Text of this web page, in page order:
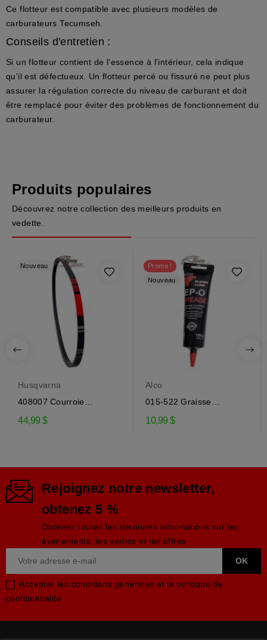
Ce flotteur est compatible avec plusieurs modèles de
carburateurs Tecumseh.
Conseils d'entretien :
Si un flotteur contient de l'essence à l'intérieur, cela indique
qu'il est défectueux. Un flotteur percé ou fissuré ne peut plus
assurer la régulation correcte du niveau de carburant et doit
être remplacé pour éviter des problèmes de fonctionnement du
carburateur.
Produits populaires
Découvrez notre collection des meilleurs produits en
vedette.
Nouveau
Husqvarna
408007 Courroie
d'entraînement de la...
44,99 $
Promo !
Nouveau
Alco
015-522 Graisse
engrenage EP-0 pour...
10,99 $
Rejoignez notre newsletter,
obtenez 5 %
Obtenez toutes les dernières informations sur les
événements, les ventes et les offres
Accepter les conditions générales et la politique de
confidentialité